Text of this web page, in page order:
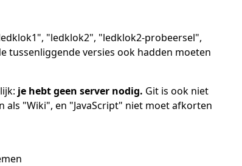
"ledklok2", "ledklok2-probeersel",
tussenliggende versies ook hadden moeten
je hebt geen server nodig. Git is ook niet
als "Wiki", en "JavaScript" niet moet afkorten